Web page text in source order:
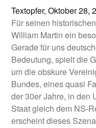
Textopfer,Oktober 28,
Für seinen
William Martin ein
Gerade für uns
Bedeutung, spielt die
um die obskure
Bundes, eines quasi
der 30er Jahre, in den
Staat gleich dem NS-
erscheint dieses